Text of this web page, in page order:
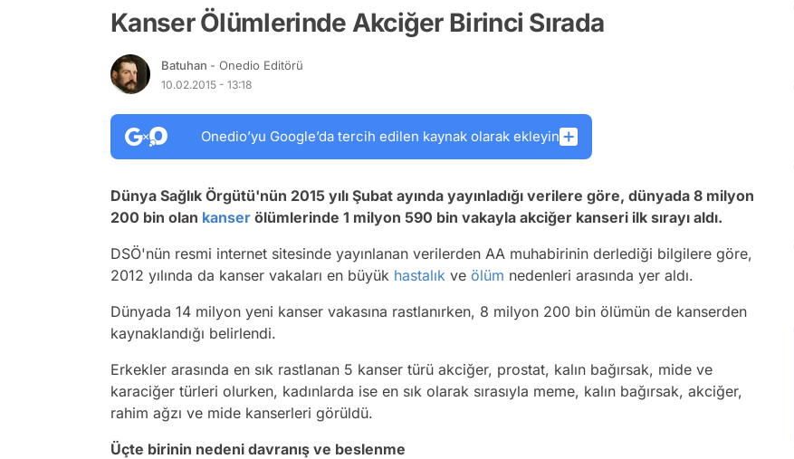
Kanser Ölümlerinde Akciğer Birinci Sırada
Batuhan - Onedio Editörü
10.02.2015 - 13:18
Onedio’yu Google’da tercih edilen kaynak olarak ekleyin
Dünya Sağlık Örgütü'nün 2015 yılı Şubat ayında yayınladığı verilere göre, dünyada 8 milyon
200 bin olan kanser ölümlerinde 1 milyon 590 bin vakayla akciğer kanseri ilk sırayı aldı.
DSÖ'nün resmi internet sitesinde yayınlanan verilerden AA muhabirinin derlediği bilgilere göre,
2012 yılında da kanser vakaları en büyük hastalık ve ölüm nedenleri arasında yer aldı.
Dünyada 14 milyon yeni kanser vakasına rastlanırken, 8 milyon 200 bin ölümün de kanserden
kaynaklandığı belirlendi.
Erkekler arasında en sık rastlanan 5 kanser türü akciğer, prostat, kalın bağırsak, mide ve
karaciğer türleri olurken, kadınlarda ise en sık olarak sırasıyla meme, kalın bağırsak, akciğer,
rahim ağzı ve mide kanserleri görüldü.
Üçte birinin nedeni davranış ve beslenme